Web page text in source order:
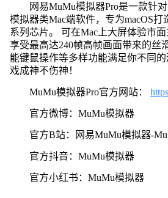
网易MuMu模拟器Pro是一款针
模拟器类Mac端软件，专为macOS
系列芯片。 可在Mac上大屏体验市面
享受最高达240帧高帧画面带来的丝
能键鼠操作等多样功能满足你不同
戏成神不伤神！
MuMu模拟器Pro官方网站：
官方微博：MuMu模拟器
官方B站：网易MuMu模拟器-
官方抖音：MuMu模拟器
官方小红书：MuMu模拟器